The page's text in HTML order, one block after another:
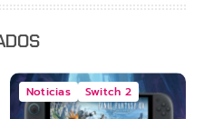
Noticias Switch 2